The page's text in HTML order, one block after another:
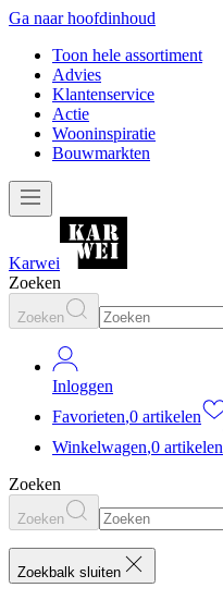
Ga naar hoofdinhoud
Toon hele assortiment
Advies
Klantenservice
Actie
Wooninspiratie
Bouwmarkten
Karwei
Zoeken
Zoeken
Inloggen
Favorieten,0 artikelen
Winkelwagen,0 artikelen
Zoeken
Zoeken
Zoekbalk sluiten